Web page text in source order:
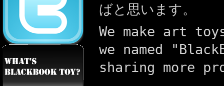
ばと思います。
We make art
we named
sharing more